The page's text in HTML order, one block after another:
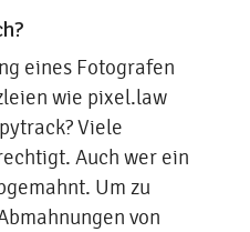
eines Fotografen
wie pixel.law
Viele
Auch wer ein
Um zu
von